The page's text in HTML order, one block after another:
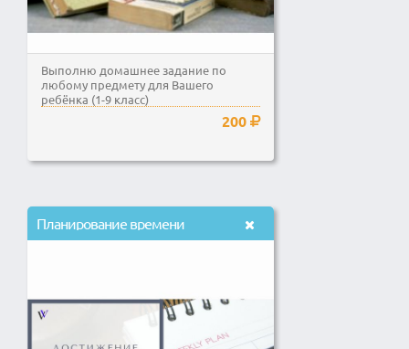
Выполню домашнее задание по
любому предмету для Вашего
ребёнка (1-9 класс)
200
Планирование времени